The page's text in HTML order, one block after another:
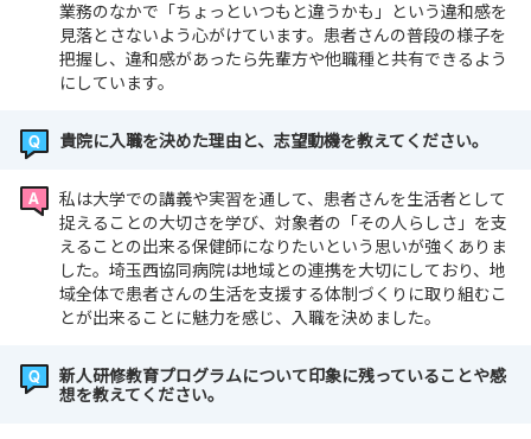
業務のなかで「ちょっといつもと違うかも」という違和感を
見落とさないよう心がけています。患者さんの普段の様子を
把握し、違和感があったら先輩方や他職種と共有できるよう
にしています。
貴院に入職を決めた理由と、志望動機を教えてください。
私は大学での講義や実習を通して、患者さんを生活者として
捉えることの大切さを学び、対象者の「その人らしさ」を支
えることの出来る保健師になりたいという思いが強くありま
した。埼玉西協同病院は地域との連携を大切にしており、地
域全体で患者さんの生活を支援する体制づくりに取り組むこ
とが出来ることに魅力を感じ、入職を決めました。
新人研修教育プログラムについて印象に残っていることや感
想を教えてください。